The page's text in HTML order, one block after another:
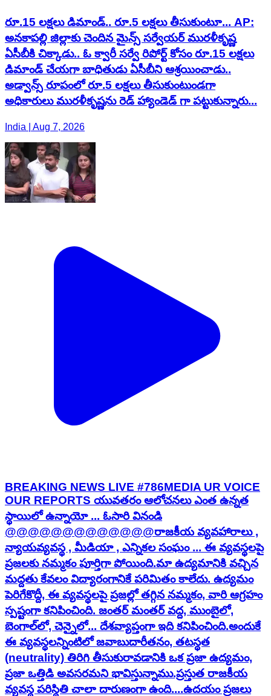
రూ.15 లక్షలు డిమాండ్.. రూ.5 లక్షలు తీసుకుంటూ... AP:
అనకాపల్లి జిల్లాకు చెందిన మైన్స్ సర్వేయర్ మురళీకృష్ణ
ఏసీబీకి చిక్కాడు.. ఓ క్వారీ సర్వే రిపోర్ట్ కోసం రూ.15 లక్షలు
డిమాండ్ చేయగా బాధితుడు ఏసీబీని ఆశ్రయించాడు..
అడ్వాన్స్ రూపంలో రూ.5 లక్షలు తీసుకుంటుండగా
అధికారులు మురళీకృష్ణను రెడ్ హ్యాండెడ్ గా పట్టుకున్నారు...
India | Aug 7, 2026
BREAKING NEWS LIVE #786MEDIA UR VOICE
OUR REPORTS యువతరం ఆలోచనలు ఎంత ఉన్నత
స్థాయిలో ఉన్నాయో ... ఓసారి వినండి
@@@@@@@@@@@@@ ​ ​రాజకీయ వ్యవహారాలు ,
న్యాయవ్యవస్థ , మీడియా , ఎన్నికల సంఘం ... ఈ వ్యవస్థలపై
ప్రజలకు నమ్మకం పూర్తిగా పోయింది. ​మా ఉద్యమానికి వచ్చిన
మద్దతు కేవలం విద్యారంగానికే పరిమితం కాలేదు. ఉద్యమం
పెరిగేకొద్దీ, ఈ వ్యవస్థలపై ప్రజల్లో తగ్గిన నమ్మకం, వారి ఆగ్రహం
స్పష్టంగా కనిపించింది. జంతర్ మంతర్ వద్ద, ముంబైలో,
బెంగాల్‌లో, చెన్నైలో... దేశవ్యాప్తంగా ఇది కనిపించింది. ​అందుకే
ఈ వ్యవస్థలన్నింటిలో జవాబుదారీతనం, తటస్థత
(neutrality) తిరిగి తీసుకురావడానికి ఒక ప్రజా ఉద్యమం,
ప్రజా ఒత్తిడి అవసరమని భావిస్తున్నాము. ​ప్రస్తుత రాజకీయ
వ్యవస్థ పరిస్థితి చాలా దారుణంగా ఉంది....ఉదయం ప్రజలు